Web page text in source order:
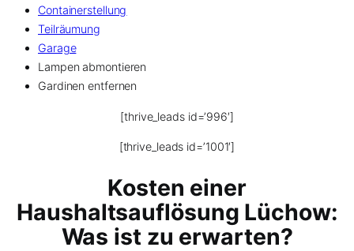
Containerstellung
Teilräumung
Garage
Lampen abmontieren
Gardinen entfernen
[thrive_leads id=’996′]
[thrive_leads id=’1001′]
Kosten einer
Haushaltsauflösung Lüchow:
Was ist zu erwarten?